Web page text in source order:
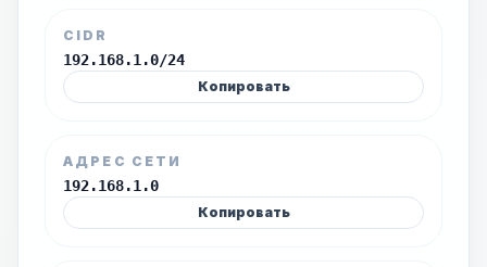
CIDR
192.168.1.0/24
Копировать
АДРЕС СЕТИ
192.168.1.0
Копировать